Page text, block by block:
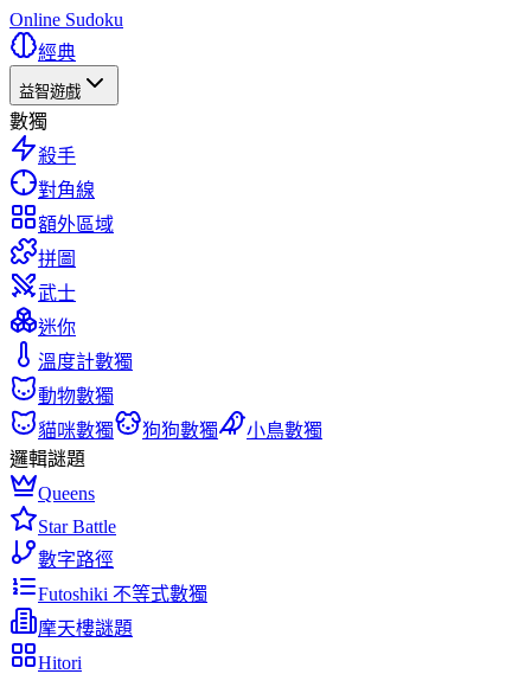
Online Sudoku
經典
益智遊戲
數獨
殺手
對角線
額外區域
拼圖
武士
迷你
溫度計數獨
動物數獨
貓咪數獨
狗狗數獨
小鳥數獨
邏輯謎題
Queens
Star Battle
數字路徑
Futoshiki 不等式數獨
摩天樓謎題
Hitori